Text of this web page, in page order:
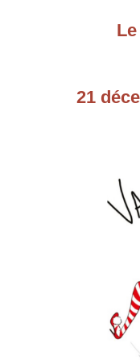
21